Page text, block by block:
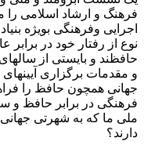
فرهنگ و ارشاد اسلامی
اجرایی وفرهنگی بویژه
نوع از رفتار خود در
حافظند و بایستی از
و مقدمات برگزاری
جهانی همچون حافظ را
فرهنگی در برابر حافظ و
ملی ما که به شهرتی
دارند؟